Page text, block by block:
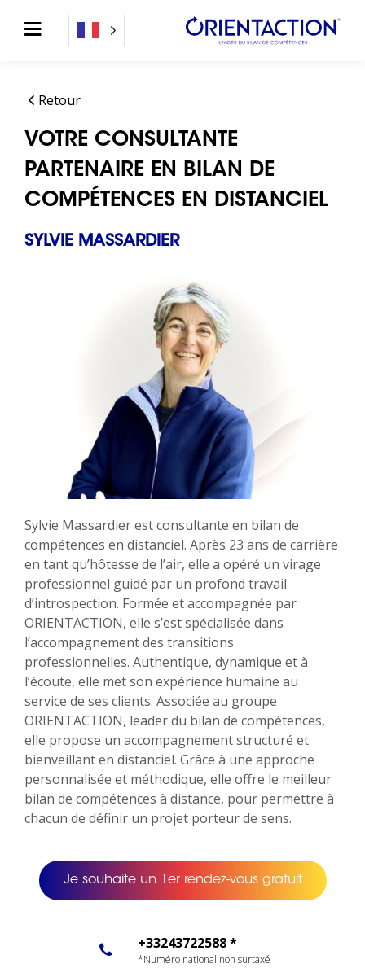
Retour
VOTRE CONSULTANTE
PARTENAIRE EN BILAN DE
COMPÉTENCES EN DISTANCIEL
SYLVIE MASSARDIER
Sylvie Massardier est consultante en bilan de
compétences en distanciel. Après 23 ans de carrière
en tant qu’hôtesse de l’air, elle a opéré un virage
professionnel guidé par un profond travail
d’introspection. Formée et accompagnée par
ORIENTACTION, elle s’est spécialisée dans
l’accompagnement des transitions
professionnelles. Authentique, dynamique et à
l’écoute, elle met son expérience humaine au
service de ses clients. Associée au groupe
ORIENTACTION, leader du bilan de compétences,
elle propose un accompagnement structuré et
bienveillant en distanciel. Grâce à une approche
personnalisée et méthodique, elle offre le meilleur
bilan de compétences à distance, pour permettre à
chacun de définir un projet porteur de sens.
Je souhaite un 1er rendez-vous gratuit
+33243722588 *
*Numéro national non surtaxé